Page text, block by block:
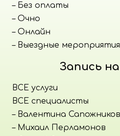
– Без оплаты
– Очно
– Онлайн
– Выездные мероприятия
Запись
ВСЕ услуги
ВСЕ специалисты
– Валентина
– Михаил Перламонов